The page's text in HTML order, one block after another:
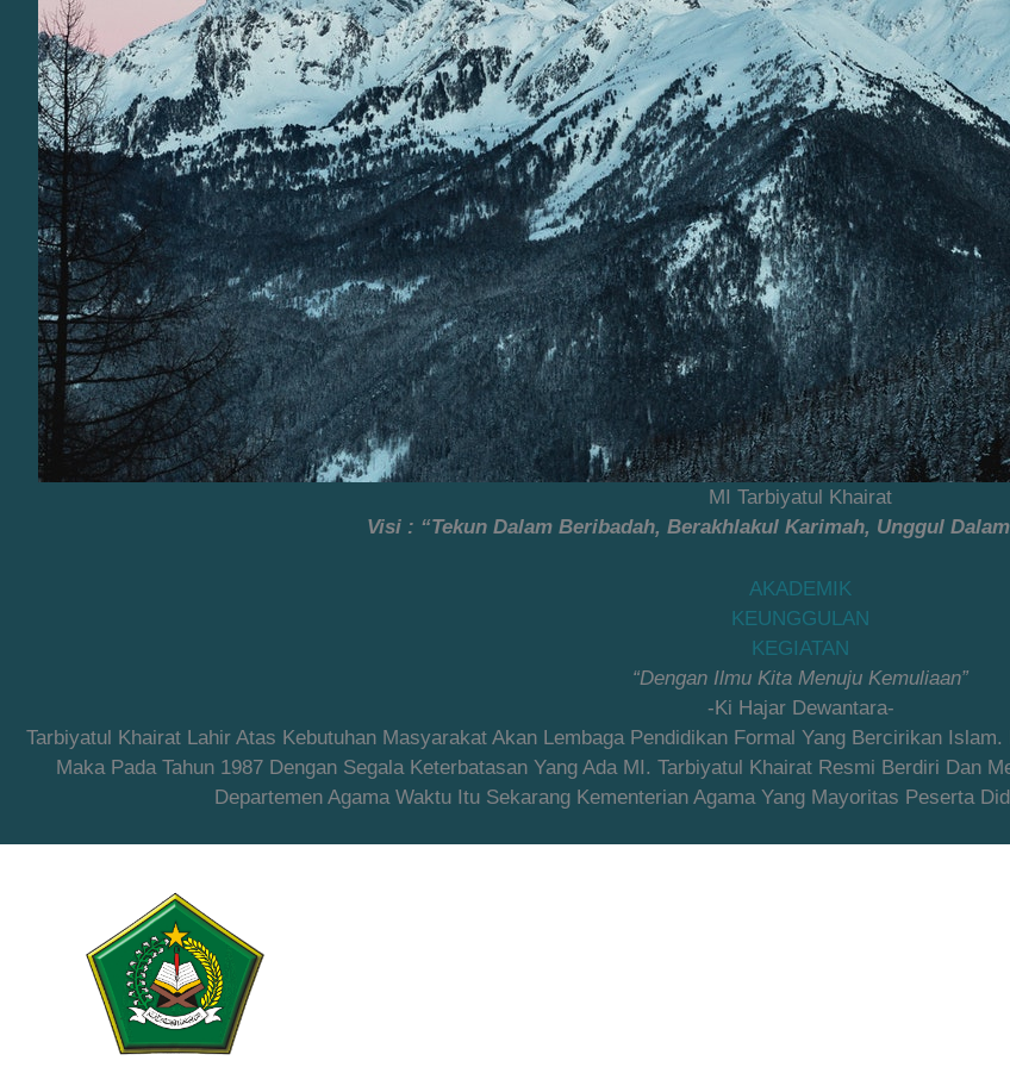
MI Tarbiyatul Khairat
Visi : “Tekun Dalam Beribadah, Berakhlakul Karimah, Unggul
AKADEMIK
KEUNGGULAN
KEGIATAN
“Dengan Ilmu Kita Menuju Kemuliaan”
-Ki Hajar Dewantara-
Tarbiyatul Khairat Lahir Atas Kebutuhan Masyarakat Akan Lembaga Pendidikan Formal Yang Bercirikan
Maka Pada Tahun 1987 Dengan Segala Keterbatasan Yang Ada MI. Tarbiyatul Khairat Resmi Berdiri Dan
Departemen Agama Waktu Itu Sekarang Kementerian Agama Yang Mayoritas Peserta